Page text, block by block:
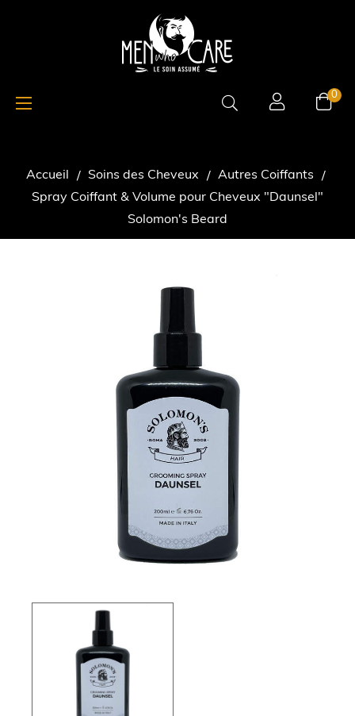
0
Basculer
la
☰
Accueil Soins des Cheveux
Autres Coiffants
Spray Coiffant & Volume pour Cheveux "Daunsel"
Solomon's Beard